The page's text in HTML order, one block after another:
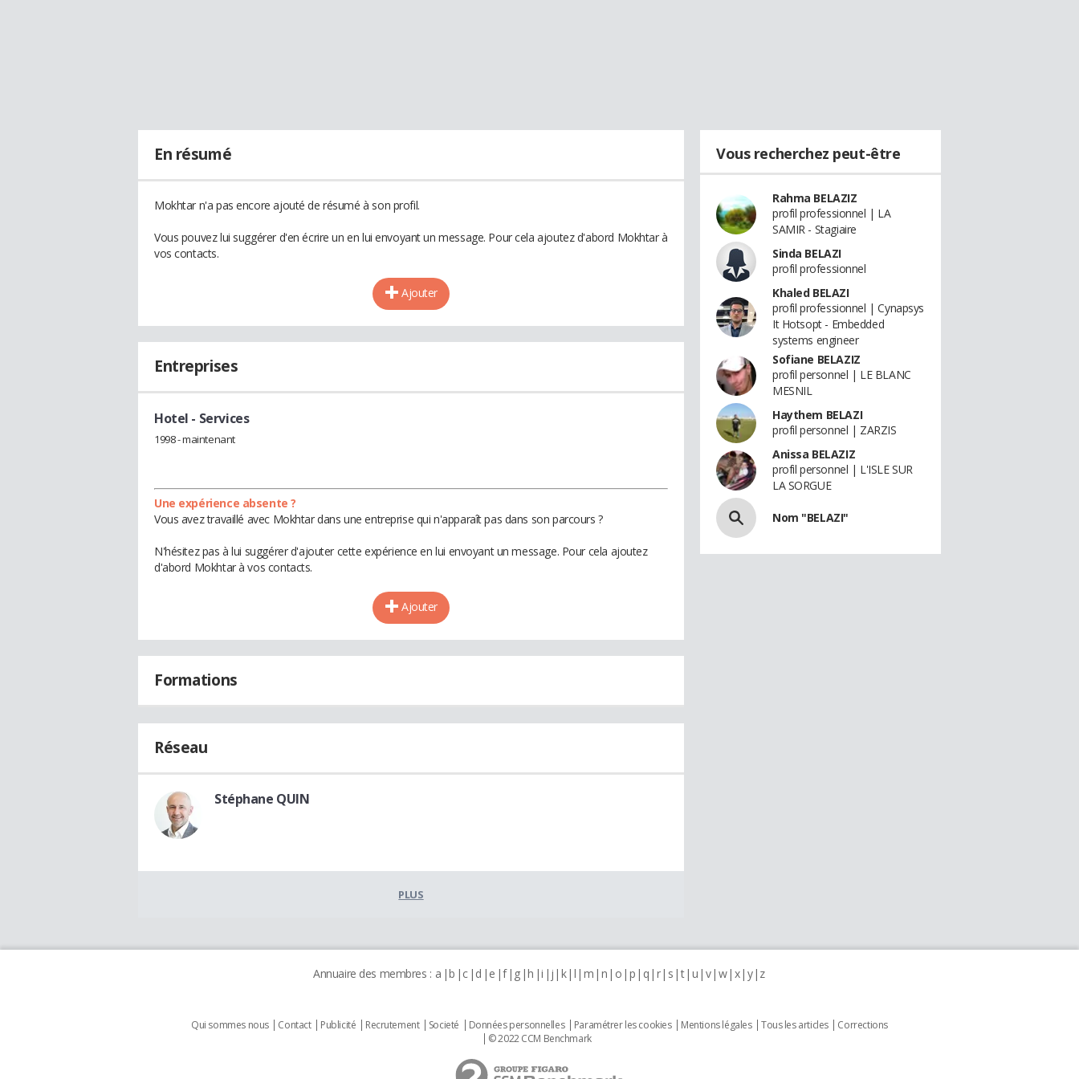
En résumé
Mokhtar n'a pas encore ajouté de résumé à son profil.
Vous pouvez lui suggérer d'en écrire un en lui envoyant un message. Pour cela ajoutez d'abord Mokhtar à
vos contacts.
Ajouter
Entreprises
Hotel - Services
1998 - maintenant
Une expérience absente ?
Vous avez travaillé avec Mokhtar dans une entreprise qui n'apparaît pas dans son parcours ?
N'hésitez pas à lui suggérer d'ajouter cette expérience en lui envoyant un message. Pour cela ajoutez
d'abord Mokhtar à vos contacts.
Ajouter
Formations
Réseau
Stéphane QUIN
PLUS
Vous recherchez peut-être
Rahma BELAZIZ
profil professionnel | LA
SAMIR - Stagiaire
Sinda BELAZI
profil professionnel
Khaled BELAZI
profil professionnel | Cynapsys
It Hotsopt - Embedded
systems engineer
Sofiane BELAZIZ
profil personnel | LE BLANC
MESNIL
Haythem BELAZI
profil personnel | ZARZIS
Anissa BELAZIZ
profil personnel | L'ISLE SUR
LA SORGUE
Nom "BELAZI"
Annuaire des membres : a b c d e f g h i j k l m n o p q r s t u v w x y z
Qui sommes nous Contact Publicité Recrutement Societé Données personnelles Paramétrer les cookies Mentions légales Tous les articles
Corrections
© 2022 CCM Benchmark